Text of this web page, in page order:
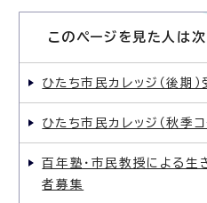
このページを見た人は
ひたち市民カレッジ（後期
ひたち市民カレッジ（秋季
百年塾・市民教授による生
者募集